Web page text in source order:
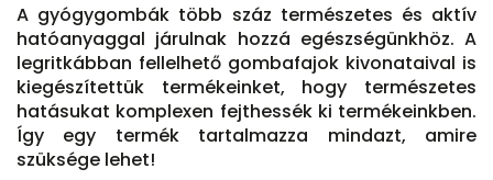
A gyógygombák több száz természetes és aktív
hatóanyaggal járulnak hozzá egészségünkhöz. A
legritkábban fellelhető gombafajok kivonataival is
kiegészítettük termékeinket, hogy természetes
hatásukat komplexen fejthessék ki termékeinkben.
Így egy termék tartalmazza mindazt, amire
szüksége lehet!